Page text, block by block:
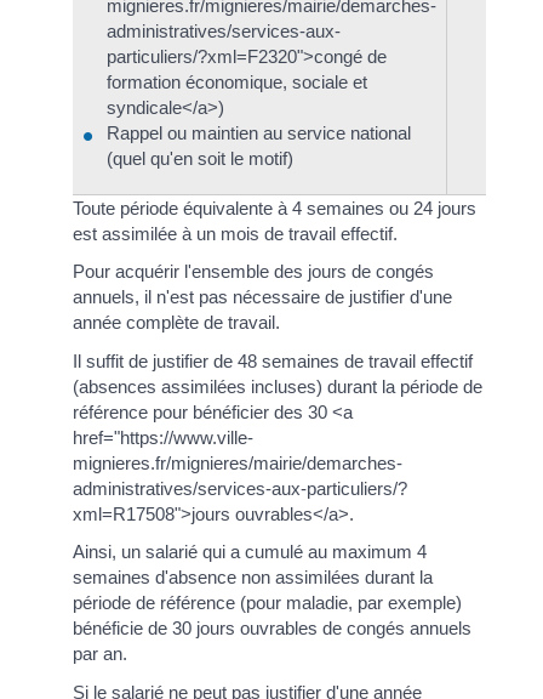
mignieres.fr/mignieres/mairie/demarches-
administratives/services-aux-
particuliers/?xml=F2320">congé de
formation économique, sociale et
syndicale</a>)
Rappel ou maintien au service national
(quel qu'en soit le motif)
Toute période équivalente à 4 semaines ou 24 jours
est assimilée à un mois de travail effectif.
Pour acquérir l'ensemble des jours de congés
annuels, il n'est pas nécessaire de justifier d'une
année complète de travail.
Il suffit de justifier de 48 semaines de travail effectif
(absences assimilées incluses) durant la période de
référence pour bénéficier des 30 <a
href="https://www.ville-
mignieres.fr/mignieres/mairie/demarches-
administratives/services-aux-particuliers/?
xml=R17508">jours ouvrables</a>.
Ainsi, un salarié qui a cumulé au maximum 4
semaines d'absence non assimilées durant la
période de référence (pour maladie, par exemple)
bénéficie de 30 jours ouvrables de congés annuels
par an.
Si le salarié ne peut pas justifier d'une année